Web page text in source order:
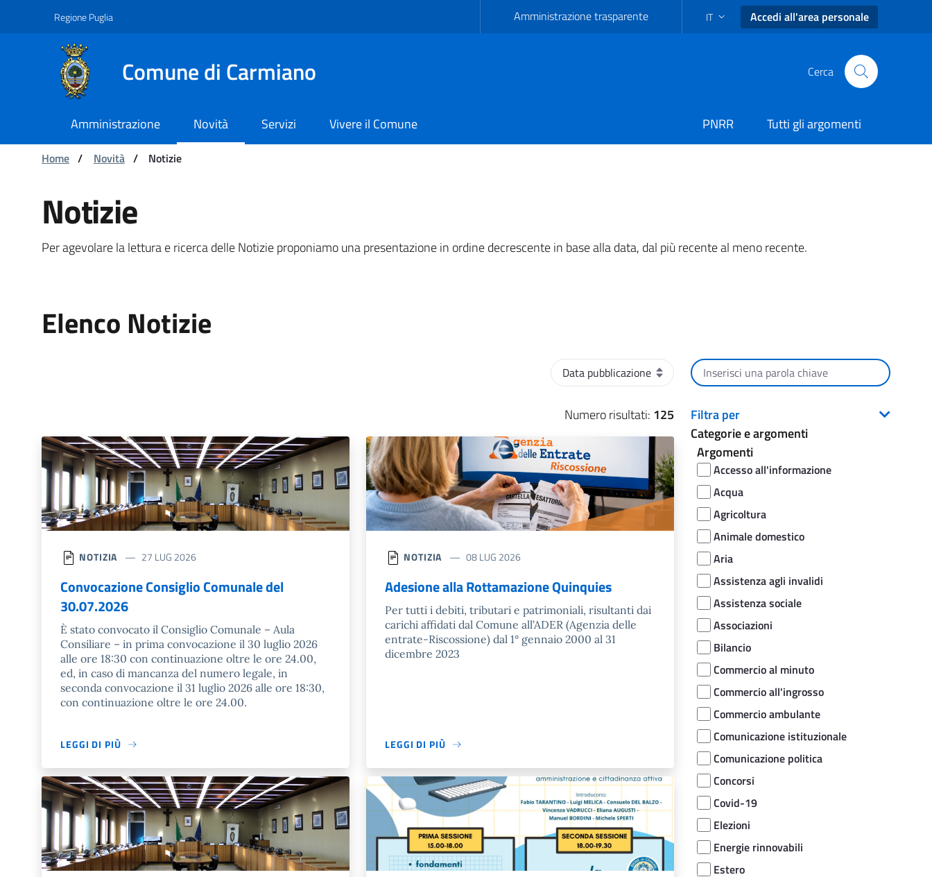
Navigazione
Salta al contenuto
Regione Puglia Amministrazione trasparente SELEZIONE LINGUA: LINGUA SELEZIONATA
IT Accedi all'area personale
Comune di Carmiano Cerca
Amministrazione Novità Servizi Vivere il Comune PNRR
Tutti gli argomenti
Ti trovi in:
Home / Novità / Notizie
Notizie - Comune di Carmiano
Notizie
Per agevolare la lettura e ricerca delle Notizie proponiamo una presentazione in ordine decrescente in base alla data, dal più recente al meno recente.
Elenco Notizie
Ordinamento
Numero risultati: 125
NOTIZIA 27 LUG 2026
Convocazione Consiglio Comunale del
30.07.2026
È stato convocato il Consiglio Comunale – Aula
Consiliare – in prima convocazione il 30 luglio 2026
alle ore 18:30 con continuazione oltre le ore 24.00,
ed, in caso di mancanza del numero legale, in
seconda convocazione il 31 luglio 2026 alle ore 18:30,
con continuazione oltre le ore 24.00.
LEGGI DI PIÙ
NOTIZIA 08 LUG 2026
Adesione alla Rottamazione Quinquies
Per tutti i debiti, tributari e patrimoniali, risultanti dai
carichi affidati dal Comune all’ADER (Agenzia delle
entrate-Riscossione) dal 1° gennaio 2000 al 31
dicembre 2023
LEGGI DI PIÙ
Cerca per testo
Filtra per
Categorie e argomenti
Argomenti
Accesso all'informazione
Acqua
Agricoltura
Animale domestico
Aria
Assistenza agli invalidi
Assistenza sociale
Associazioni
Bilancio
Commercio al minuto
Commercio all'ingrosso
Commercio ambulante
Comunicazione istituzionale
Comunicazione politica
Concorsi
Covid-19
Elezioni
Energie rinnovabili
Estero